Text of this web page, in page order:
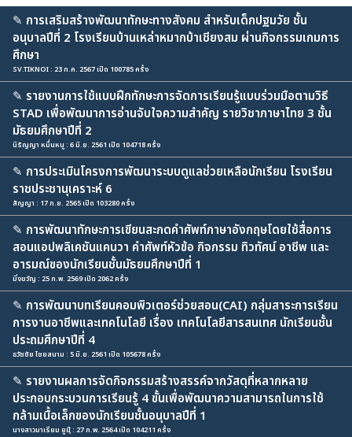
✎ การเสริมสร้างพัฒนาทักษะทางสังคม สำหรับเด็กปฐมวัย ชั้น
อนุบาลปีที่ 2 โรงเรียนบ้านเหล่าหมากบ้าเชียงสม ผ่านกิจกรรมเกมการ
ศึกษา
SV.TIKNOI : 23 ก.ค. 2567 เปิด 100785 ครั้ง
✎ รายงานการใช้แบบฝึกทักษะการจัดการเรียนรู้แบบร่วมมือตามวิธี
STAD เพื่อพัฒนาการอ่านจับใจความสำคัญ รายวิชาภาษาไทย 3 ชั้น
มัธยมศึกษาปีที่ 2
นิรัญญา หมื่นหนู : 6 มิ.ย. 2561 เปิด 104718 ครั้ง
✎ การประเมินโครงการพัฒนาระบบดูแลช่วยเหลือนักเรียน โรงเรียน
ราชประชานุเคราะห์ 6
สัญญา : 17 ก.ย. 2565 เปิด 103280 ครั้ง
✎ การพัฒนาทักษะการเขียนสะกดคำศัพท์ภาษาอังกฤษโดยใช้สื่อการ
สอนแอปพลิเคชันแคนวา คำศัพท์หัวข้อ กิจกรรม ทิวทัศน์ อาชีพ และ
อารมณ์ของนักเรียนชั้นมัธยมศึกษาปีที่ 1
มิ่งขวัญ : 25 ก.พ. 2569 เปิด 2062 ครั้ง
✎ การพัฒนาบทเรียนคอมพิวเตอร์ช่วยสอน(CAI) กลุ่มสาระการเรียน
การงานอาชีพและเทคโนโลยี เรื่อง เทคโนโลยีสารสนเทศ นักเรียนชั้น
ประถมศึกษาปีที่ 4
ธวัชชัย ไชยสนาม : 5 มิ.ย. 2561 เปิด 105678 ครั้ง
✎ รายงานผลการจัดกิจกรรมสร้างสรรค์จากวัสดุที่หลากหลาย
ประกอบกระบวนการเรียนรู้ 4 ขั้นเพื่อพัฒนาความสามารถในการใช้
กล้ามเนื้อเล็กของนักเรียนชั้นอนุบาลปีที่ 1
นางสาวมาเรียม ยูนุ๊ : 27 ก.พ. 2564 เปิด 104211 ครั้ง